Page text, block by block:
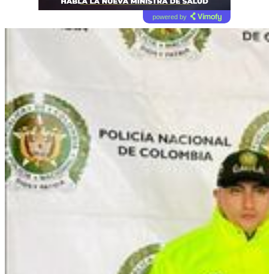
powered by